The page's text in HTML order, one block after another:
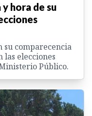
hora de su
su comparecencia
las elecciones
Público.